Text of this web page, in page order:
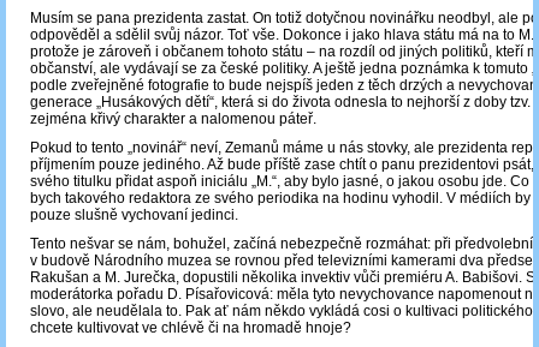
Musím se pana prezidenta zastat. On totiž dotyčnou novinářku neodbyl, ale
odpověděl a sdělil svůj názor. Toť vše. Dokonce i jako hlava státu má na to M.
protože je zároveň i občanem tohoto státu – na rozdíl od jiných politiků, kteří
občanství, ale vydávají se za české politiky. A ještě jedna poznámka k tomuto
podle zveřejněné fotografie to bude nejspíš jeden z těch drzých a
generace „Husákových dětí“, která si do života odnesla to nejhorší z doby tzv.
zejména křivý charakter a nalomenou páteř.
Pokud to tento „novinář“ neví, Zemanů máme u nás stovky, ale prezidenta
příjmením pouze jediného. Až bude příště zase chtít o panu prezidentovi psát,
svého titulku přidat aspoň iniciálu „M.“, aby bylo jasné, o jakou osobu jde. Co
bych takového redaktora ze svého periodika na hodinu vyhodil. V médiích by
pouze slušně vychovaní jedinci.
Tento nešvar se nám, bohužel, začíná nebezpečně rozmáhat: při předvolební
v budově Národního muzea se rovnou před televizními kamerami dva
Rakušan a M. Jurečka, dopustili několika invektiv vůči premiéru A. Babišovi.
moderátorka pořadu D. Písařovicová: měla tyto nevychovance napomenout
slovo, ale neudělala to. Pak ať nám někdo vykládá cosi o kultivaci politického
chcete kultivovat ve chlévě či na hromadě hnoje?